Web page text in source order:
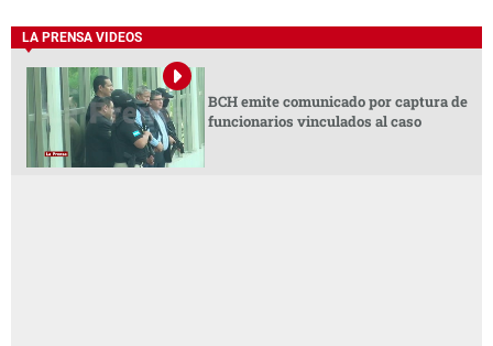
LA PRENSA VIDEOS
BCH emite comunicado por captura de
funcionarios vinculados al caso